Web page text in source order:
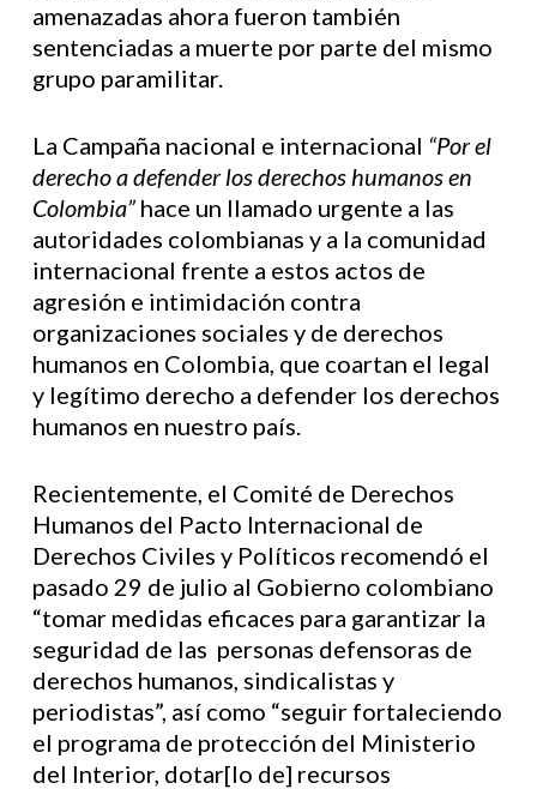
amenazadas ahora fueron también
sentenciadas a muerte por parte del mismo
grupo paramilitar.
La Campaña nacional e internacional “Por el
derecho a defender los derechos humanos en
Colombia”hace un llamado urgente a las
autoridades colombianas y a la comunidad
internacional frente a estos actos de
agresión e intimidación contra
organizaciones sociales y de derechos
humanos en Colombia, que coartan el legal
y legítimo derecho a defender los derechos
humanos en nuestro país.
Recientemente, el Comité de Derechos
Humanos del Pacto Internacional de
Derechos Civiles y Políticos recomendó el
pasado 29 de julio al Gobierno colombiano
“tomar medidas eficaces para garantizar la
seguridad de las personas defensoras de
derechos humanos, sindicalistas y
periodistas”, así como “seguir fortaleciendo
el programa de protección del Ministerio
del Interior, dotar[lo de] recursos